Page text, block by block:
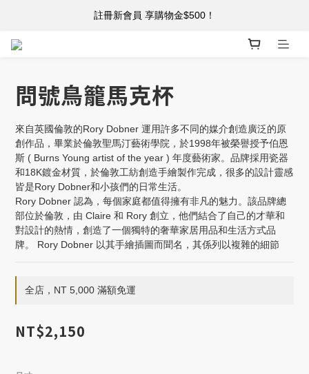
註冊新會員 享購物金$500！
註冊新會員 享購物金$500！
問號鳥籠馬克杯
來自英國倫敦的Rory Dobner 運用許多不同的媒介創造廣泛的原
創作品，畢業於倫敦聖馬汀藝術學院，於1998年被榮譽授予伯恩
斯 ( Burns Young artist of the year ) 年度藝術家。品牌採用瓷器
和18K鍍金材質，於倫敦工紡創造手繪製作完成，很多的設計靈感
皆是Rory Dobner和小孩們的日常生活。
Rory Dobner 認為，每個家庭都值得擁有非凡的魅力。該品牌總
部位於倫敦，由 Claire 和 Rory 創立，他們結合了自己的才華和
對設計的熱情，創造了一個獨特的奢華家居用品和生活方式品
牌。 Rory Dobner 以其手繪插圖而聞名，其係列以複雜的細節
全店，NT 5,000 滿額免運
NT$2,150